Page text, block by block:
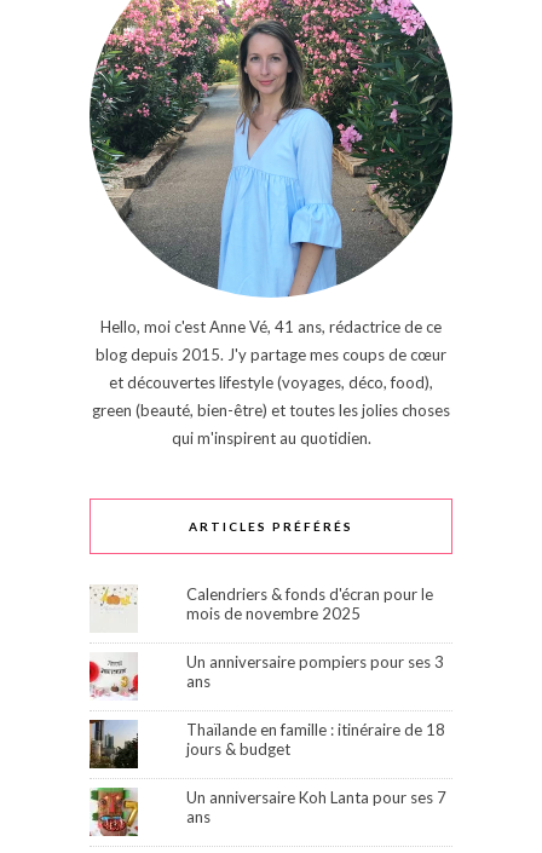
Hello, moi c'est Anne Vé, 41 ans, rédactrice de ce
blog depuis 2015. J'y partage mes coups de cœur
et découvertes lifestyle (voyages, déco, food),
green (beauté, bien-être) et toutes les jolies choses
qui m'inspirent au quotidien.
ARTICLES PRÉFÉRÉS
Calendriers & fonds d'écran pour le
mois de novembre 2025
Un anniversaire pompiers pour ses 3
ans
Thaïlande en famille : itinéraire de 18
jours & budget
Un anniversaire Koh Lanta pour ses 7
ans